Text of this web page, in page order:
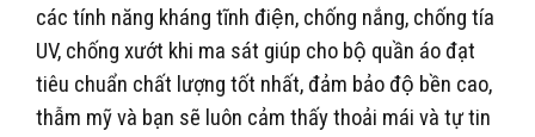
các tính năng kháng tĩnh điện, chống nắng, chống tía
UV, chống xướt khi ma sát giúp cho bộ quần áo đạt
tiêu chuẩn chất lượng tốt nhất, đảm bảo độ bền cao,
thẫm mỹ và bạn sẽ luôn cảm thấy thoải mái và tự tin